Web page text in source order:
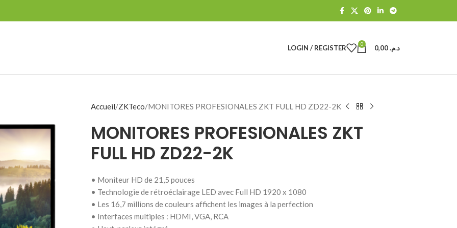
LOGIN / REGISTER 0 د.م.
Accueil ZKTeco MONITORES PROFESIONALES ZKT FULL HD ZD22-2K
MONITORES PROFESIONALES ZKT
FULL HD ZD22-2K
• Moniteur HD de 21,5 pouces
• Technologie de rétroéclairage LED avec Full HD 1920 x 1080
• Les 16,7 millions de couleurs affichent les images à la perfection
• Interfaces multiples : HDMI, VGA, RCA